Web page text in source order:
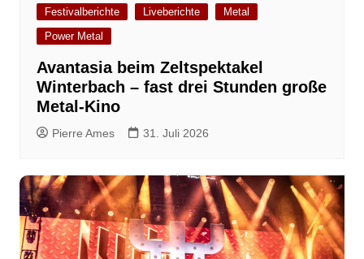
Festivalberichte Liveberichte
Metal
Power Metal
Avantasia beim Zeltspektakel
Winterbach – fast drei Stunden große
Metal-Kino
Pierre Ames 31. Juli 2026